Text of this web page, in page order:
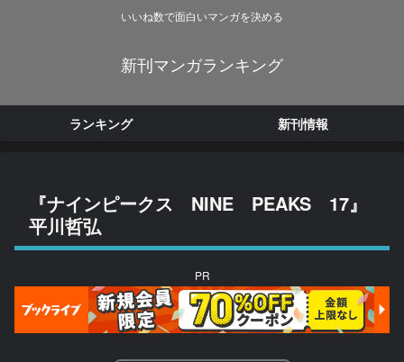
いいね数で面白いマンガを決める
新刊マンガランキング
ランキング 新刊情報
『ナインピークス NINE PEAKS 17』
平川哲弘
PR